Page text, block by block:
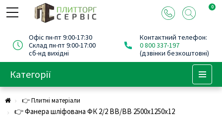
0
Офіс пн-пт 9:00-17:30
Склад пн-пт 9:00-17:00
сб-нд вихідні
Контактний телефон:
0 800 337-197
(дзвінки безкоштовні)
Категорії
👉 Плитні матеріали
👉 Фанера шліфована ФК 2/2 BB/BB 2500х1250х12